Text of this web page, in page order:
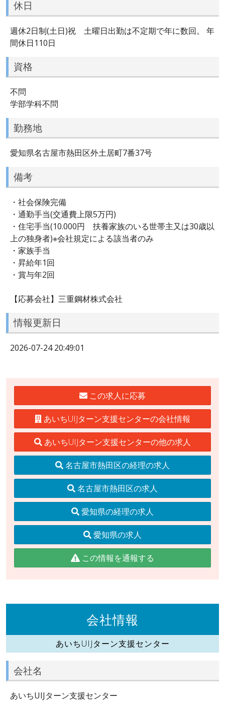
休日
週休2日制(土日)祝 土曜日出勤は不定期で年に数回。 年
間休日110日
資格
不問
学部学科不問
勤務地
愛知県名古屋市熱田区外土居町7番37号
備考
・社会保険完備
・通勤手当(交通費上限5万円)
・住宅手当(10.000円 扶養家族のいる世帯主又は30歳以
上の独身者)※会社規定による該当者のみ
・家族手当
・昇給年1回
・賞与年2回
【応募会社】三重鋼材株式会社
情報更新日
2026-07-24 20:49:01
この求人に応募
あいちUIJターン支援センターの会社情報
あいちUIJターン支援センターの他の求人
名古屋市熱田区の経理の求人
名古屋市熱田区の求人
愛知県の経理の求人
愛知県の求人
この情報を通報する
会社情報
あいちUIJターン支援センター
会社名
あいちUIJターン支援センター